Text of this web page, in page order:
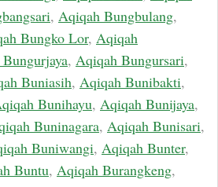
, Aqiqah Bungbulang,
Bungko Lor, Aqiqah
, Aqiqah Bungursari,
Buniasih, Aqiqah Bunibakti,
Bunihayu, Aqiqah Bunijaya,
Buninagara, Aqiqah Bunisari,
Buniwangi, Aqiqah Bunter,
Buntu, Aqiqah Burangkeng,